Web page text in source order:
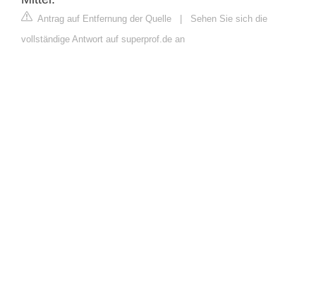
Antrag auf Entfernung der Quelle | Sehen Sie sich die
vollständige Antwort auf superprof.de an